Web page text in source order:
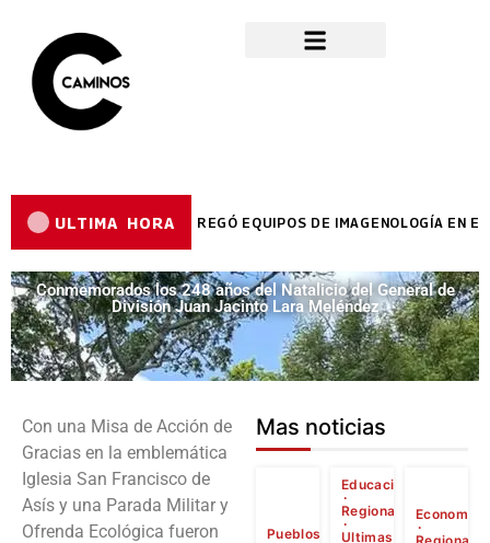
ULTIMA HORA
REYES REYES ENTREGÓ EQUIPOS DE IMAGENOLOGÍA EN EL
Conmemorados los 248 años del Natalicio del General de
División Juan Jacinto Lara Meléndez
Con una Misa de Acción de
Gracias en la emblemática
Iglesia San Francisco de
Asís y una Parada Militar y
Ofrenda Ecológica fueron
Mas noticias
Pueblos
Educación
Regional
Ultimas
Economía